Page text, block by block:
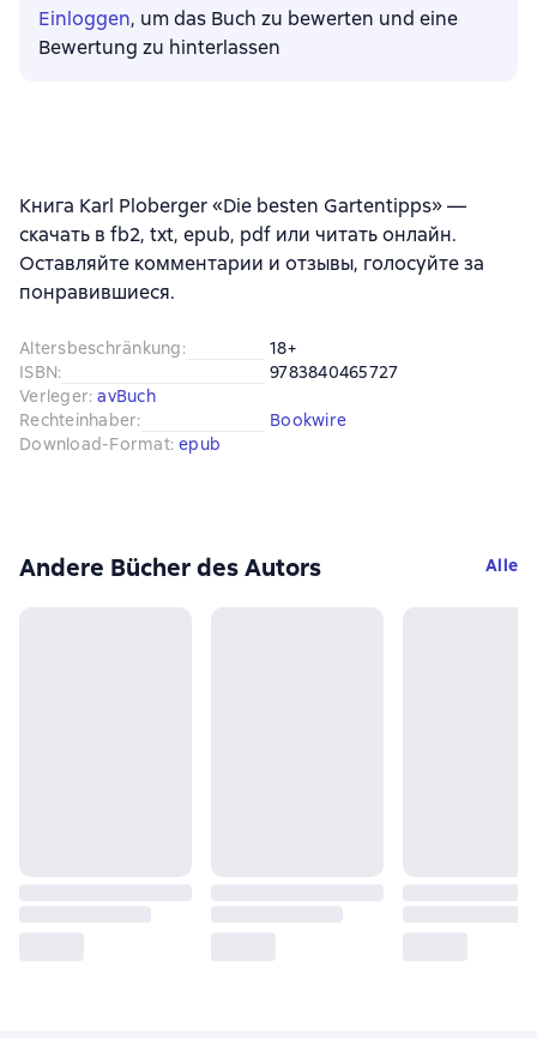
Einloggen, um das Buch zu bewerten und eine
Bewertung zu hinterlassen
Книга Karl Ploberger «Die besten Gartentipps» —
скачать в fb2, txt, epub, pdf или читать онлайн.
Оставляйте комментарии и отзывы, голосуйте за
понравившиеся.
Altersbeschränkung:
18+
ISBN:
9783840465727
Verleger: avBuch
Rechteinhaber:
Bookwire
Download-Format: epub
Andere Bücher des Autors Alle